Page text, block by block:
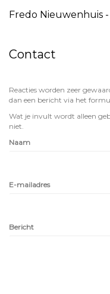
Fredo Nieuwenhuis
Contact
Reacties worden zeer
dan een bericht via het
Wat je invult wordt alleen
niet.
Naam
E-mailadres
Bericht